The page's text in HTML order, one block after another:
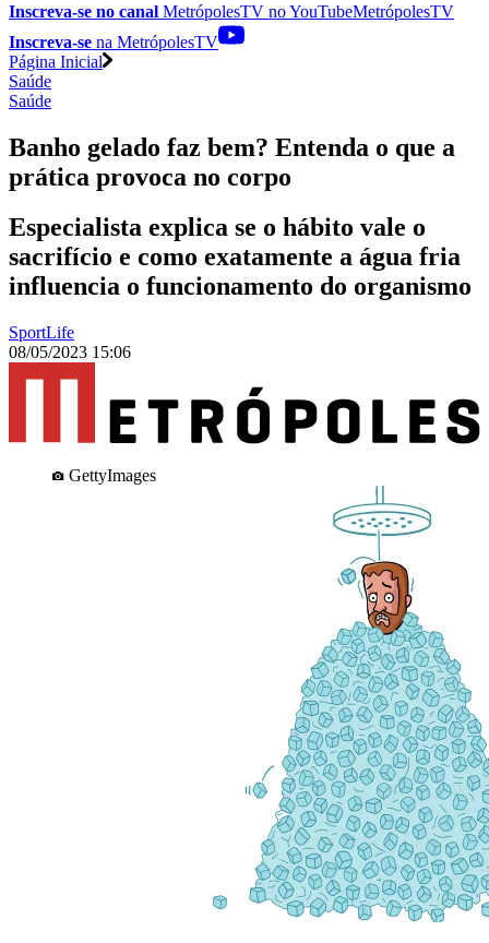
Inscreva-se no canal MetrópolesTV noYouTubeMetrópolesTV
Inscreva-se na MetrópolesTV
Página Inicial
Saúde
Saúde
Banho gelado faz bem? Entenda o que a
prática provoca no corpo
Especialista explica se o hábito vale o
sacrifício e como exatamente a água fria
influencia o funcionamento do organismo
SportLife
08/05/2023 15:06
GettyImages